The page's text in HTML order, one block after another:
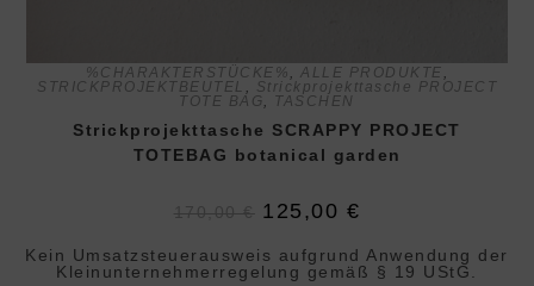
%CHARAKTERSTÜCKE% ,ALLE PRODUKTE ,
STRICKPROJEKTBEUTEL ,
Strickprojekttasche PROJECT
TOTE BAG , TASCHEN
Strickprojekttasche SCRAPPY PROJECT
TOTEBAG botanical garden
Ursprünglicher
Preis
170,00 €
125,00 €
125,00 €.
Kein Umsatzsteuerausweis aufgrund Anwendung der
Klein­unternehmer­regelung gemäß § 19 UStG.